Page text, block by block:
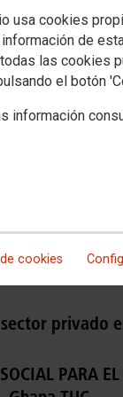
usa cookies
de
las cookies
el botón
información
cookies
redes Documentos
de
políticas
la
privado
PARA